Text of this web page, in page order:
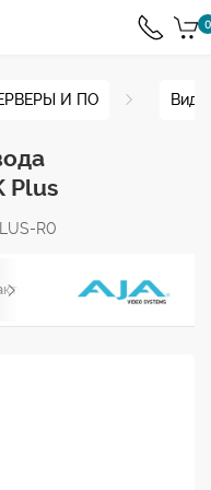
0
И ПО
Plus
R0
Отзывы